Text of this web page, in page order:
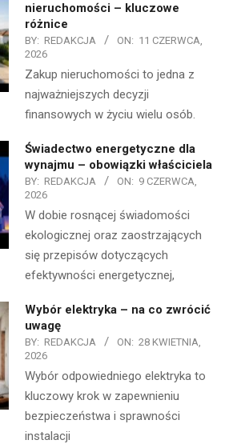
nieruchomości – kluczowe
różnice
BY: REDAKCJA ON: 11 CZERWCA,
2026
Zakup nieruchomości to jedna z
najważniejszych decyzji
finansowych w życiu wielu osób.
Świadectwo energetyczne dla
wynajmu – obowiązki właściciela
BY: REDAKCJA ON: 9 CZERWCA,
2026
W dobie rosnącej świadomości
ekologicznej oraz zaostrzających
się przepisów dotyczących
efektywności energetycznej,
Wybór elektryka – na co zwrócić
uwagę
BY: REDAKCJA ON: 28 KWIETNIA,
2026
Wybór odpowiedniego elektryka to
kluczowy krok w zapewnieniu
bezpieczeństwa i sprawności
instalacji